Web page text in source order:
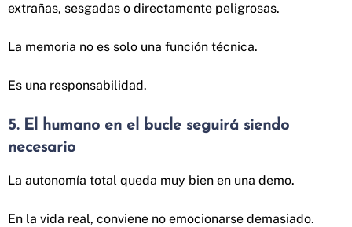
extrañas, sesgadas o directamente peligrosas.
La memoria no es solo una función técnica.
Es una responsabilidad.
5. El humano en el bucle seguirá siendo
necesario
La autonomía total queda muy bien en una demo.
En la vida real, conviene no emocionarse demasiado.